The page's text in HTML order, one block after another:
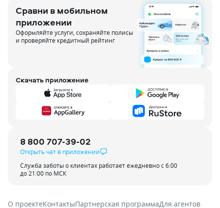
Сравни в мобильном
приложении
Оформляйте услуги, сохраняйте полисы
и проверяйте кредитный рейтинг
Скачать приложение
8 800 707-39-02
Открыть чат в приложении
Служба заботы о клиентах работает ежедневно с 6:00
до 21:00 по МСК
О проектеКонтактыПартнерская программаДля агентов